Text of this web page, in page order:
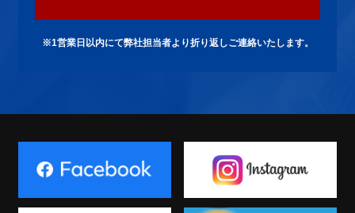
※1営業日以内にて弊社担当者より折り返しご連絡いたします。